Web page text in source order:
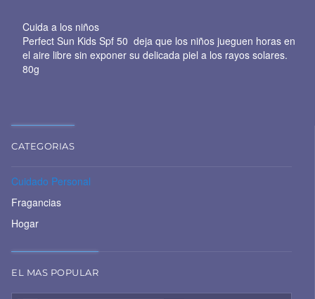
Cuida a los niños
Perfect Sun Kids Spf 50 deja que los niños jueguen horas en
el aire libre sin exponer su delicada piel a los rayos solares.
80g
CATEGORIAS
Cuidado Personal
Fragancias
Hogar
EL MAS POPULAR